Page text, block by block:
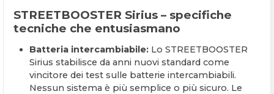
STREETBOOSTER Sirius – specifiche
tecniche che entusiasmano
Batteria intercambiabile:Lo STREETBOOSTER
Sirius stabilisce da anni nuovi standard come
vincitore dei test sulle batterie intercambiabili.
Nessun sistema è più semplice o più sicuro. Le